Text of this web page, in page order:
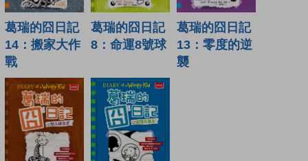
葛瑞的囧日記
14：搬家大作
戰
葛瑞的囧日記
8：命運8號球
葛瑞的囧日記
13：零度的逆
襲